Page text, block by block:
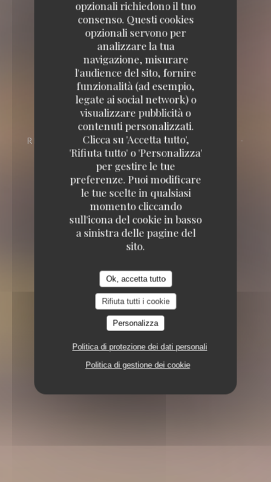
opzionali richiedono il tuo
consenso. Questi cookies
opzionali servono per
analizzare la tua
navigazione, misurare
l'audience del sito, fornire
funzionalità (ad esempio,
legate ai social network) o
visualizzare pubblicità o
contenuti personalizzati.
Clicca su 'Accetta tutto',
'Rifiuta tutto' o 'Personalizza'
per gestire le tue
preferenze. Puoi modificare
le tue scelte in qualsiasi
momento cliccando
sull'icona del cookie in basso
a sinistra delle pagine del
sito.
Ok, accetta tutto
Rifiuta tutti i cookie
Personalizza
Politica di protezione dei dati personali
Politica di gestione dei cookie
La Mamounia
RISTORANTE
20, RUE DU BÂT D'ARGENT -
ANGLE 2 RUE DE LA BOURSE 69001 LYON
La Mamounia